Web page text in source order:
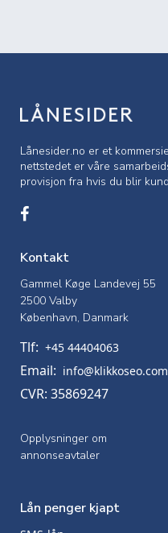
Lånesider.no er et
nettstedet er våre
provisjon fra hvis du blir
Kontakt
Gammel Køge Landevej 55
2500 Valby
København, Danmark
Tlf: +45 44404063
Email: info@klikkoseo.com
CVR: 35869247
Opplysninger om
annonseavtaler
Lån penger kjapt